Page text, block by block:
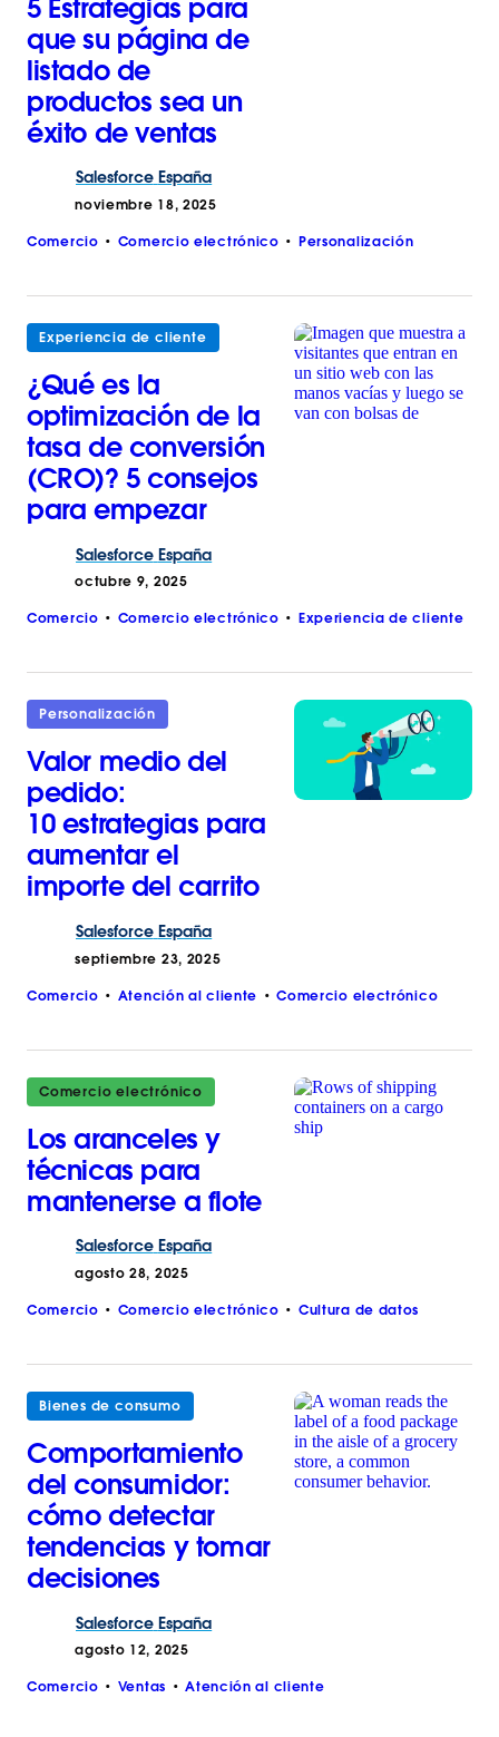
5 Estrategias para
que su página de
listado de
productos sea un
éxito de ventas
Salesforce España
noviembre 18, 2025
Comercio Comercio electrónico Personalización
Experiencia de cliente
¿Qué es la
optimización de la
tasa de conversión
(CRO)? 5 consejos
para empezar
Salesforce España
octubre 9, 2025
Comercio Comercio electrónico Experiencia de cliente
Personalización
Valor medio del
pedido:
10 estrategias para
aumentar el
importe del carrito
Salesforce España
septiembre 23, 2025
Comercio Atención al cliente Comercio electrónico
Comercio electrónico
Los aranceles y
técnicas para
mantenerse a flote
Salesforce España
agosto 28, 2025
Comercio Comercio electrónico Cultura de datos
Bienes de consumo
Comportamiento
del consumidor:
cómo detectar
tendencias y tomar
decisiones
Salesforce España
agosto 12, 2025
Comercio Ventas Atención al cliente